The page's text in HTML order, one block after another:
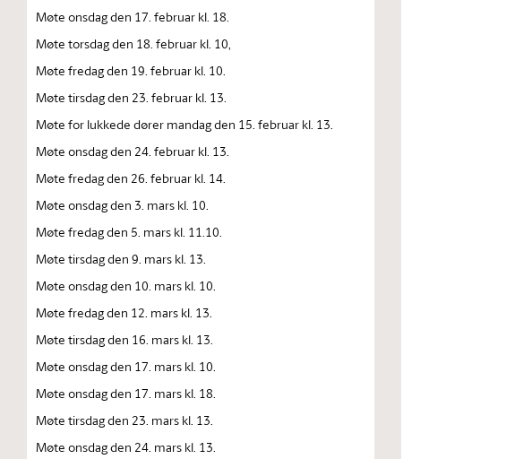
Møte onsdag den 17. februar kl. 18.
Møte torsdag den 18. februar kl. 10,
Møte fredag den 19. februar kl. 10.
Møte tirsdag den 23. februar kl. 13.
Møte for lukkede dører mandag den 15. februar kl. 13.
Møte onsdag den 24. februar kl. 13.
Møte fredag den 26. februar kl. 14.
Møte onsdag den 3. mars kl. 10.
Møte fredag den 5. mars kl. 11.10.
Møte tirsdag den 9. mars kl. 13.
Møte onsdag den 10. mars kl. 10.
Møte fredag den 12. mars kl. 13.
Møte tirsdag den 16. mars kl. 13.
Møte onsdag den 17. mars kl. 10.
Møte onsdag den 17. mars kl. 18.
Møte tirsdag den 23. mars kl. 13.
Møte onsdag den 24. mars kl. 13.